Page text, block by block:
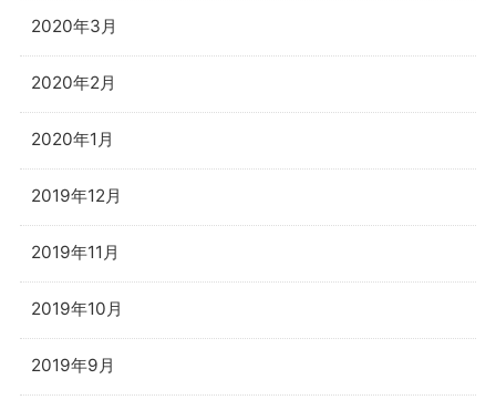
2020年3月
2020年2月
2020年1月
2019年12月
2019年11月
2019年10月
2019年9月